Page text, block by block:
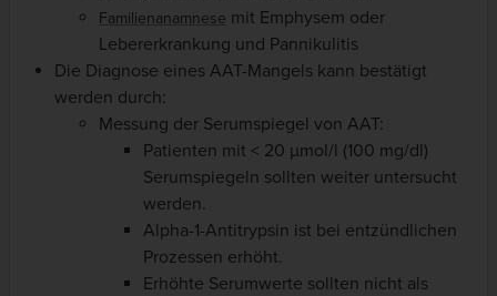
Familienanamnese mit Emphysem oder
Lebererkrankung und Pannikulitis
Die Diagnose eines AAT-Mangels kann bestätigt
werden durch:
Messung der Serumspiegel von AAT:
Patienten mit < 20 µmol/l (100 mg/dl)
Serumspiegeln sollten weiter untersucht
werden.
Alpha-1-Antitrypsin ist bei entzündlichen
Prozessen erhöht.
Erhöhte Serumwerte sollten nicht als